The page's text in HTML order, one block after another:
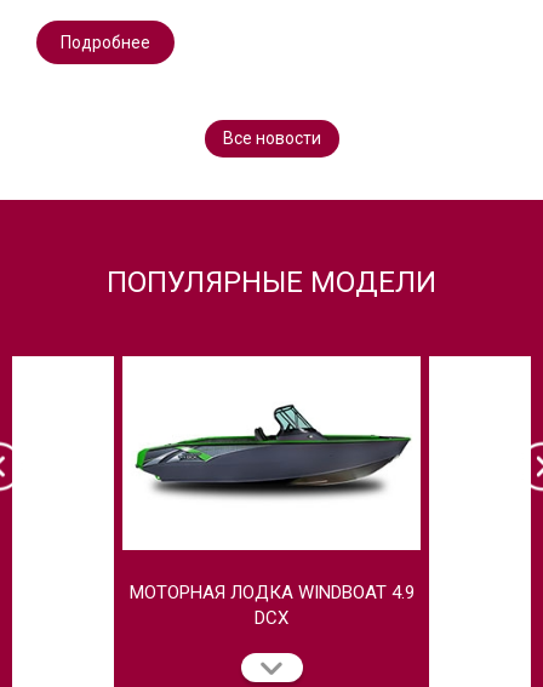
Подробнее
Все новости
ПОПУЛЯРНЫЕ МОДЕЛИ
МОТОРНАЯ ЛОДКА WINDBOAT 4.9
DCX